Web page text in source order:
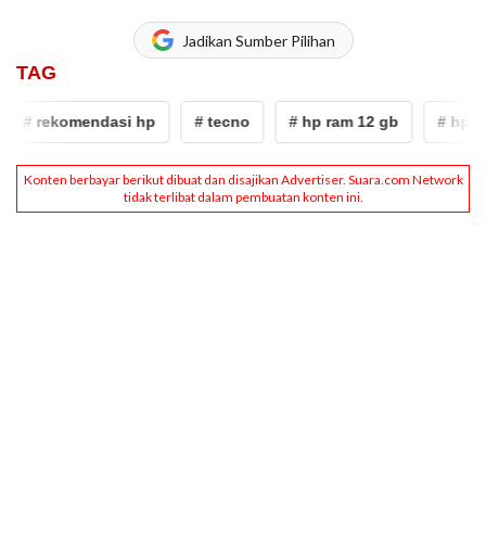
Jadikan Sumber Pilihan
TAG
# rekomendasi hp # tecno # hp ram 12 gb # hp